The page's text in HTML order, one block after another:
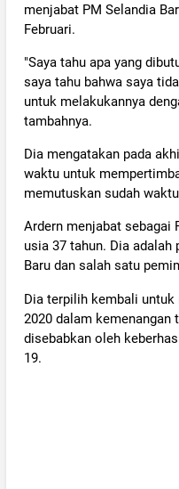
menjabat PM Selandia
Februari.
"Saya tahu apa yang
saya tahu bahwa saya
untuk melakukannya
tambahnya.
Dia mengatakan pada
waktu untuk
memutuskan sudah
Ardern menjabat sebagai
usia 37 tahun. Dia
Baru dan salah satu
Dia terpilih kembali untuk
2020 dalam kemenangan
disebabkan oleh
19.